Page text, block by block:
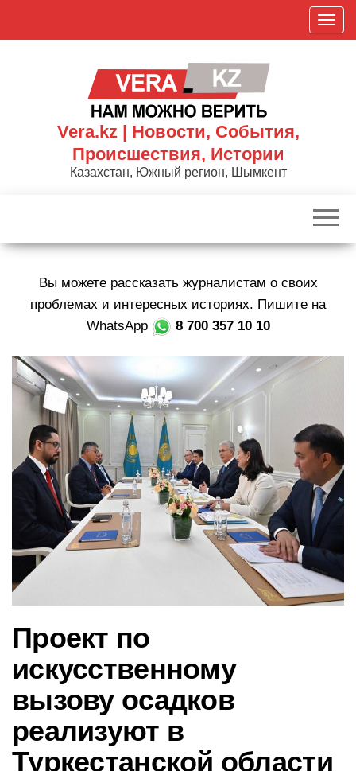
П
о
к
р
в
а
ц
и
ю
Vera.kz | Новости, События,
Происшествия, Истории
Казахстан, Южный регион, Шымкент
Вы можете рассказать журналистам о своих
проблемах и интересных историях. Пишите на
WhatsApp
8 700 357 10 10
Проект по
искусственному
вызову осадков
реализуют в
Туркестанской области